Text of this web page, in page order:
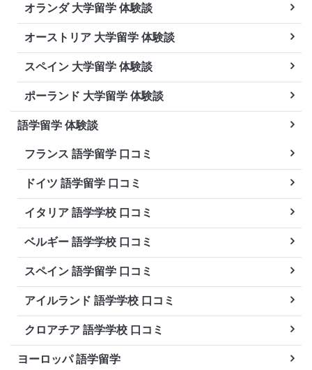
オランダ 大学留学 体験談
オーストリア 大学留学 体験談
スペイン 大学留学 体験談
ポーランド 大学留学 体験談
語学留学 体験談
フランス 語学留学 口コミ
ドイツ 語学留学 口コミ
イタリア 語学学校 口コミ
ベルギー 語学学校 口コミ
スペイン 語学留学 口コミ
アイルランド 語学学校 口コミ
クロアチア 語学学校 口コミ
ヨーロッパ 語学留学